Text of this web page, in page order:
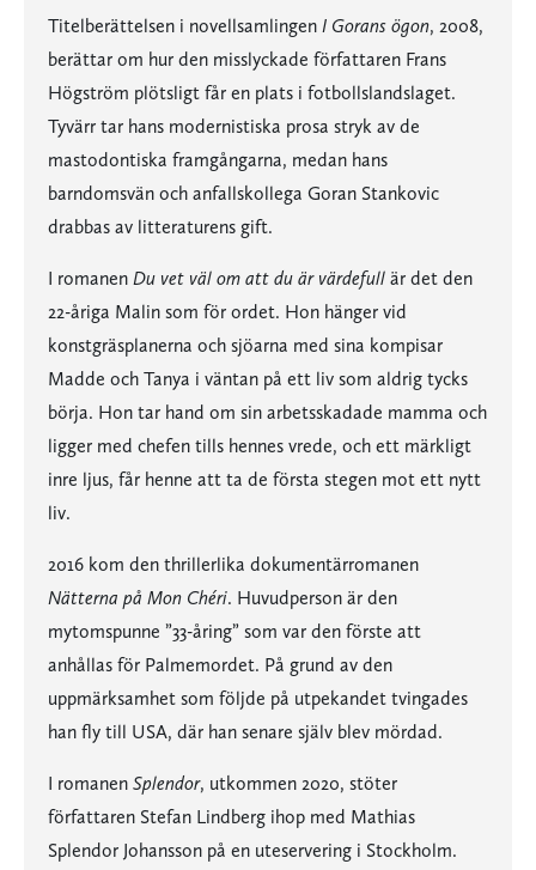
Titelberättelsen i novellsamlingen I Gorans ögon, 2008,
berättar om hur den misslyckade författaren Frans
Högström plötsligt får en plats i fotbollslandslaget.
Tyvärr tar hans modernistiska prosa stryk av de
mastodontiska framgångarna, medan hans
barndomsvän och anfallskollega Goran Stankovic
drabbas av litteraturens gift.
I romanen Du vet väl om att du är värdefull är det den
22-åriga Malin som för ordet. Hon hänger vid
konstgräsplanerna och sjöarna med sina kompisar
Madde och Tanya i väntan på ett liv som aldrig tycks
börja. Hon tar hand om sin arbetsskadade mamma och
ligger med chefen tills hennes vrede, och ett märkligt
inre ljus, får henne att ta de första stegen mot ett nytt
liv.
2016 kom den thrillerlika dokumentärromanen
Nätterna på Mon Chéri. Huvudperson är den
mytomspunne ”33-åring” som var den förste att
anhållas för Palmemordet. På grund av den
uppmärksamhet som följde på utpekandet tvingades
han fly till USA, där han senare själv blev mördad.
I romanen Splendor, utkommen 2020, stöter
författaren Stefan Lindberg ihop med Mathias
Splendor Johansson på en uteservering i Stockholm.